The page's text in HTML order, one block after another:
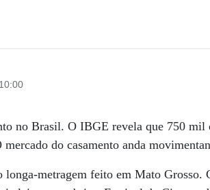
no Brasil. O IBGE revela que 750 mil
mercado do casamento anda
longa-metragem feito em Mato Grosso.